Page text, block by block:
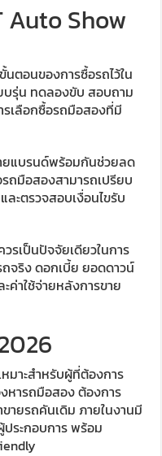
Auto Show
ตอนของการซื้อรถไว้ใน
บรุ่น ทดลองขับ สอบถาม
รเลือกซื้อรถมือสองที่มี
ยแบรนด์พร้อมกันช่วยลด
รถมือสองสามารถเปรียบ
ะตรวจสอบเงื่อนไขรับ
รเป็นปัจจัยเดียวในการ
จริง ดอกเบี้ย ยอดดาวน์
าใช้จ่ายหลังการขาย
มาะสำหรับผู้ที่ต้องการ
หารถมือสอง ต้องการ
ายรถคันเดิม ภายในงานมี
ระกอบการ พร้อม